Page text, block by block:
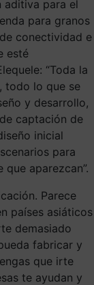
aditiva para el
para granos
conectividad e
esté
“Toda la
todo lo que se
y desarrollo,
captación de
inicial
para
aparezcan”.
Parece
países asiáticos
demasiado
fabricar y
que irte
te ayudan y